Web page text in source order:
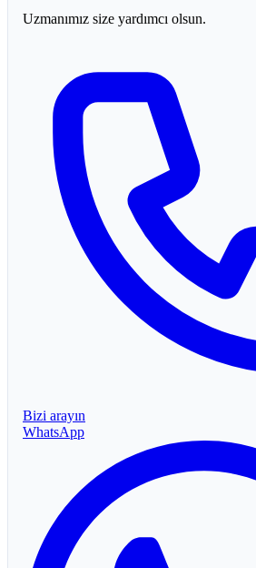
Uzmanımız size yardımcı olsun.
Bizi arayın
WhatsApp